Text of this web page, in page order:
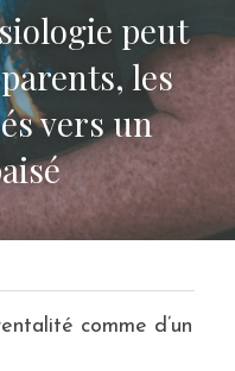
peut
les
vers un
comme d’un